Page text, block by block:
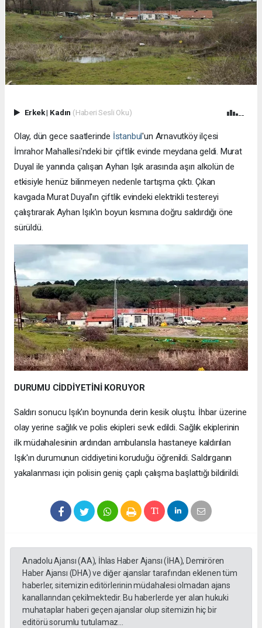
Erkek| Kadın (Haberi Sesli Oku)
Olay, dün gece saatlerinde İstanbul'un Arnavutköy ilçesi
İmrahor Mahallesi'ndeki bir çiftlik evinde meydana geldi. Murat
Duyal ile yanında çalışan Ayhan Işık arasında aşırı alkolün de
etkisiyle henüz bilinmeyen nedenle tartışma çıktı. Çıkan
kavgada Murat Duyal'ın çiftlik evindeki elektrikli testereyi
çalıştırarak Ayhan Işık'ın boyun kısmına doğru saldırdığı öne
sürüldü.
DURUMU CİDDİYETİNİ KORUYOR
Saldırı sonucu Işık'ın boynunda derin kesik oluştu. İhbar üzerine
olay yerine sağlık ve polis ekipleri sevk edildi. Sağlık ekiplerinin
ilk müdahalesinin ardından ambulansla hastaneye kaldırılan
Işık'ın durumunun ciddiyetini koruduğu öğrenildi. Saldırganın
yakalanması için polisin geniş çaplı çalışma başlattığı bildirildi.
Anadolu Ajansı (AA), İhlas Haber Ajansı (İHA), Demirören
Haber Ajansı (DHA) ve diğer ajanslar tarafından eklenen tüm
haberler, sitemizin editörlerinin müdahalesi olmadan ajans
kanallarından çekilmektedir. Bu haberlerde yer alan hukuki
muhataplar haberi geçen ajanslar olup sitemizin hiç bir
editörü sorumlu tutulamaz...